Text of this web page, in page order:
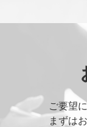
ご要望
まずは